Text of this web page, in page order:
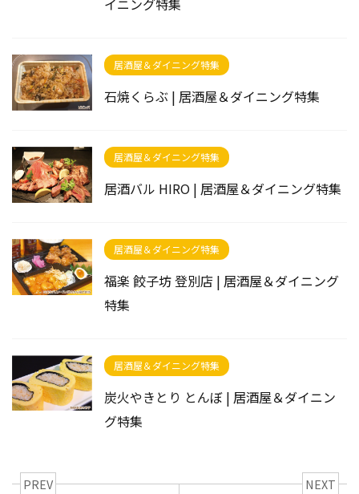
居酒屋＆ダイニング特集
石焼くらぶ | 居酒屋＆ダイニング特集
居酒屋＆ダイニング特集
居酒バル HIRO | 居酒屋＆ダイニング特集
居酒屋＆ダイニング特集
福楽 餃子坊 登別店 | 居酒屋＆ダイニング
特集
居酒屋＆ダイニング特集
炭火やきとり とんぼ | 居酒屋＆ダイニン
グ特集
PREV NEXT